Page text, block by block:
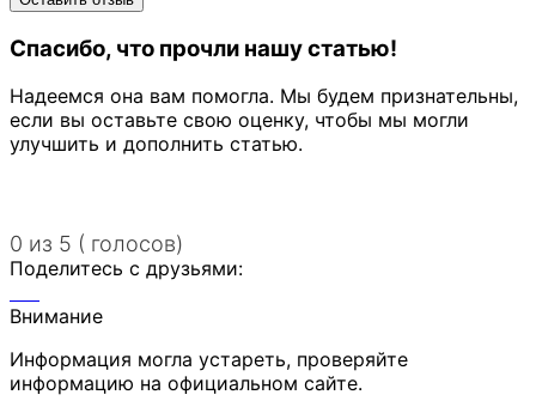
Спасибо, что прочли нашу статью!
Надеемся она вам помогла. Мы будем признательны,
если вы оставьте свою оценку, чтобы мы могли
улучшить и дополнить статью.
0 из 5 ( голосов)
Поделитесь с друзьями:
Внимание
Информация могла устареть, проверяйте
информацию на официальном сайте.